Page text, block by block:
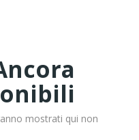
mostrati qui non